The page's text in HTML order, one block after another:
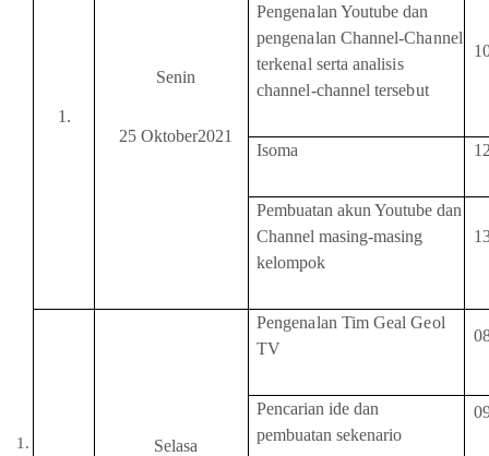
1.
Senin
25 Oktober2021
Pengenalan Youtube dan
pengenalan Channel-Channel
terkenal serta analisis
channel-channel tersebut
Isoma
Pembuatan akun Youtube dan
Channel masing-masing
kelompok
Selasa
Pengenalan Tim Geal Geol
TV
Pencarian ide dan
pembuatan sekenario